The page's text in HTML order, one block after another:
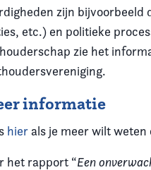
zijn bijvoorbeeld
etc.) en politieke
zie het
informatie
hierals je meer wilt
het rapport “Een